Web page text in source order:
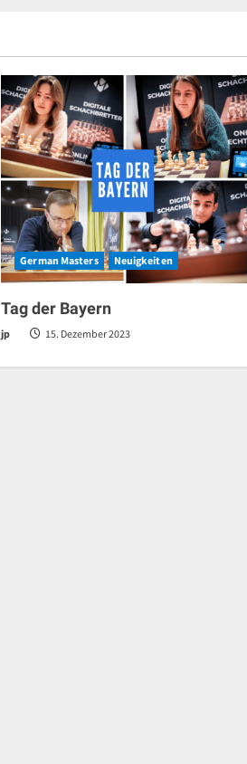
German Masters Neuigkeiten
Tag der Bayern
jp 15. Dezember 2023